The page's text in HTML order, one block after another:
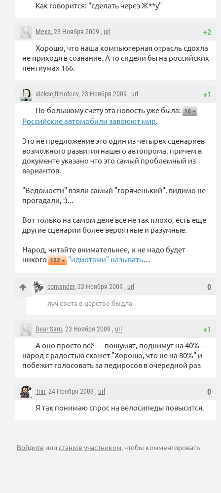
Как говорится: "сделать через Ж**у"
+2
Mexa, 23 Ноября 2009 , url
Хорошо, что наша компьютерная отрасль сдохла
не приходя в сознание. А то сидели бы на российских
пентиумах 166.
+1
aleksejtimofeev, 23 Ноября 2009 , url
По-большому счету эта новость уже была: 16
Российские автомобили завоюют мир.
Это не предложение это один из четырех сценариев
возможного развития нашего автопрома, причем в
документе указано что это самый проблемный из
вариантов.
"Ведомости" взяли самый "горяченький", видимо не
прогадали, :)...
Вот только на самом деле все не так плохо, есть еще
другие сценарии более вероятные и разумные.
Народ, читайте внимательнее, и не надо будет
никого 122 "идиотами" называть…
0
comander, 23 Ноября 2009 , url
луч света в царстве быдла
+1
Dear Sam, 23 Ноября 2009 , url
А оно просто всё — пошумят, поднимут на 40% —
народ с радостью скажет "Хорошо, что не на 80%" и
побежит голосовать за педиросов в очередной раз
0
Trin, 24 Ноября 2009 , url
Я так понимаю спрос на велосипеды повысится.
Войдите илистаньте участником, чтобы комментировать